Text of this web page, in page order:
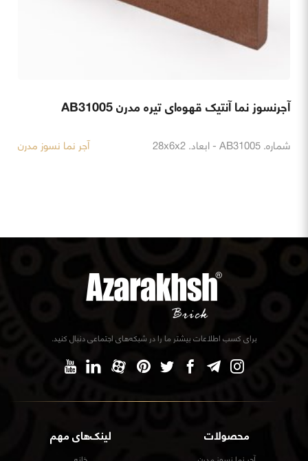
آجرنسوز نما آنتیک قهوه‌ای تیره مدرن AB31005
شماره. AB31005 - ابعاد. 28x6x2 آجر نما نسوز مدرن
محصولات لینک‌های مهم
برای کسب اطلاعات بیشتر ما را در شبکه‌های اجتماعی دنبال کنید.